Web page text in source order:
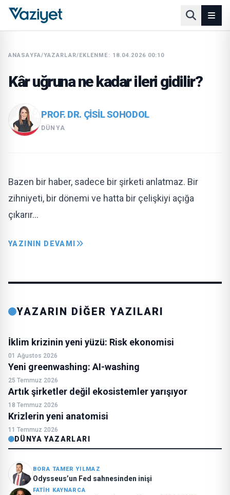
ANASAYFA/YAZARLAR/EKLENME: 18.04.2026 00:10
Kâr uğruna ne kadar ileri gidilir?
PROF. DR. ÇISIL SOHODOL
DÜNYA
Bazen bir haber, sadece bir şir­keti anlatmaz. Bir
zihniyeti, bir dönemi ve hatta bir çelişkiyi açığa
çıkarır…
YAZININ DEVAMI
YAZARIN DİĞER YAZILARI
İklim krizinin yeni yüzü: Risk ekonomisi
01 Ağustos 2026
Yeni greenwashing: AI-washing
25 Temmuz 2026
Artık şirketler değil ekosistemler yarışıyor
18 Temmuz 2026
Krizlerin yeni anatomisi
11 Temmuz 2026
DÜNYA YAZARLARI
BORA TAMER YILMAZ
Odysseus’un Fed sahnesinden inişi
FATIH KAYNARCA